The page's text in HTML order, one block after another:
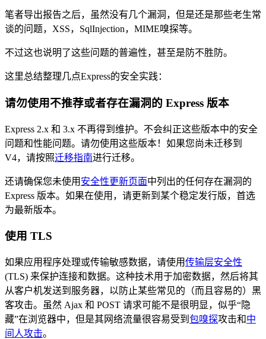
笔者导出报告之后，虽然没有几个漏洞，但是还是那些老生常
谈的问题，XSS，SqlInjection，MIME嗅探等。
不过这也说明了这些问题的普遍性，甚至是防不胜防。
这里总结整理几点Express的安全实践：
请勿使用不推荐或者存在漏洞的 Express 版本
Express 2.x 和 3.x 不再得到维护。不会纠正这些版本中的安全
问题和性能问题。请勿使用这些版本！如果您尚未迁移到
V4，请按照迁移指南进行迁移。
还请确保您未使用 安全性更新页面中列出的任何存在漏洞的
Express 版本。如果在使用，请更新到某个稳定发行版，首选
为最新版本。
使用 TLS
如果应用程序处理或传输敏感数据，请使用传输层安全性
(TLS) 来保护连接和数据。这种技术用于加密数据，然后将其
从客户机发送到服务器，以防止某些常见的（而且容易的）黑
客攻击。虽然 Ajax 和 POST 请求可能不是很明显，似乎“隐
藏”在浏览器中，但是其网络流量很容易受到 包嗅探攻击和中
间人攻击。